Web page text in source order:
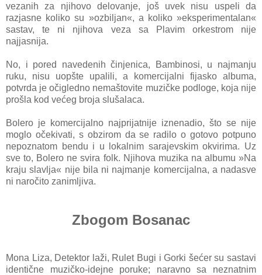
vezanih za njihovo delovanje, još uvek nisu uspeli da
razjasne koliko su »ozbiljan«, a koliko »eksperimentalan«
sastav, te ni njihova veza sa Plavim orkestrom nije
najjasnija.
No, i pored navedenih činjenica, Bambinosi, u najmanju
ruku, nisu uopšte upalili, a komercijalni fijasko albuma,
potvrda je očigledno nemaštovite muzičke podloge, koja nije
prošla kod većeg broja slušalaca.
Bolero je komercijalno najprijatnije iznenadio, što se nije
moglo očekivati, s obzirom da se radilo o gotovo potpuno
nepoznatom bendu i u lokalnim sarajevskim okvirima. Uz
sve to, Bolero ne svira folk. Njihova muzika na albumu »Na
kraju slavlja« nije bila ni najmanje komercijalna, a nadasve
ni naročito zanimljiva.
Zbogom Bosanac
Mona Liza, Detektor laži, Rulet Bugi i Gorki šećer su sastavi
identične muzičko-idejne poruke; naravno sa neznatnim